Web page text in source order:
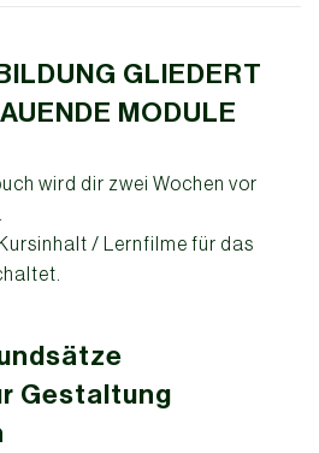
GLIEDERT
MODULE
wird dir zwei Wochen vor
/ Lernfilme für das
Gestaltung